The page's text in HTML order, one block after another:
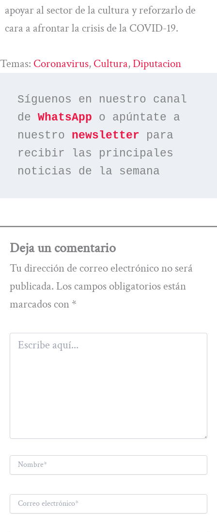
apoyar al sector de la cultura y reforzarlo de
cara a afrontar la crisis de la COVID-19.
Temas: Coronavirus, Cultura, Diputacion
Síguenos en nuestro canal
de WhatsApp o apúntate a
nuestro newsletter para
recibir las principales
noticias de la semana
Deja un comentario
Tu dirección de correo electrónico no será
publicada. Los campos obligatorios están
marcados con *
Escribe
aquí...
Nombre*
Correo
electrónico*